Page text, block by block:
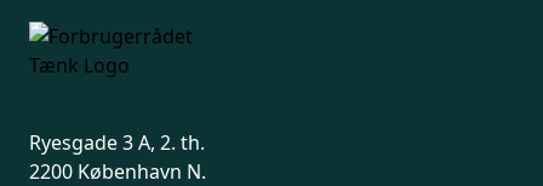
Ryesgade 3 A, 2. th.
2200 København N.